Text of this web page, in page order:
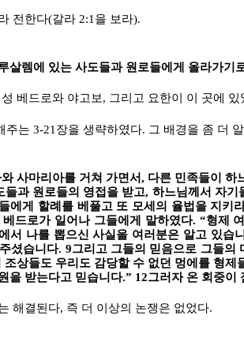
전한다(갈라 2:1을 보라).
살렘에 있는 사도들과 원로들에게 올라가기
베드로와 야고보, 그리고 요한이 이 곳에 있
는 3-21장을 생략하였다. 그 배경을 좀 더
사마리아를 거쳐 가면서, 다른 민족들이 하
과 원로들의 영접을 받고, 하느님께서 자
에게 할례를 베풀고 또 모세의 율법을 지키
드로가 일어나 그들에게 말하였다. “형제
나를 뽑으신 사실을 여러분은 알고 있습
셨습니다. 9그리고 그들의 믿음으로 그들의
상들도 우리도 감당할 수 없던 멍에를 형제
받는다고 믿습니다.” 12그러자 온 회중이
해결된다, 즉 더 이상의 논쟁은 없었다.